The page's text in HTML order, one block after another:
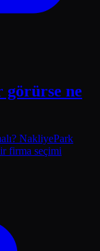
görürse ne
NakliyePark
firma seçimi